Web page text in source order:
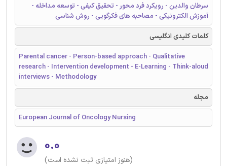
سرطان والدین - رویکرد فرد محور - تحقیق کیفی - توسعه مداخله -
آموزش الکترونیکی - مصاحبه های فکرگویی - روش شناسی
کلمات کلیدی انگلیسی
Parental cancer - Person-based approach - Qualitative
research - Intervention development - E-Learning - Think-aloud
interviews - Methodology
مجله
European Journal of Oncology Nursing
۰.۰
(هنوز امتیازی ثبت نشده است)